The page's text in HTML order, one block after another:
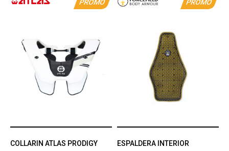
PROMO
COLLARIN ATLAS PRODIGY
PROMO
ESPALDERA INTERIOR